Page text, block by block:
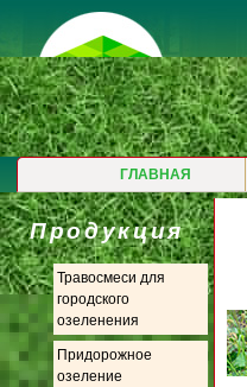
ГЛАВНАЯ
Продукция
Травосмеси для
городского
озеленения
Придорожное
озеление